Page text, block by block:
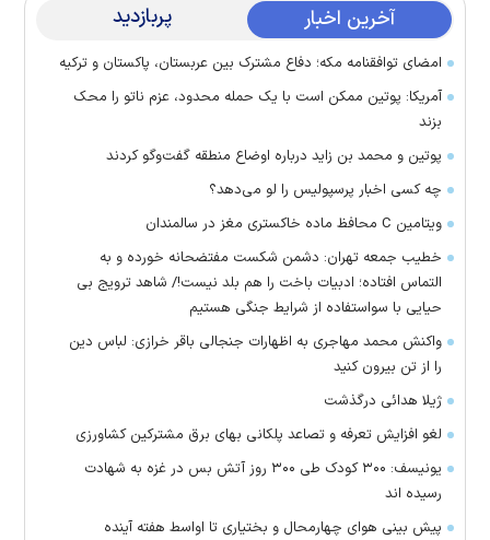
آخرین اخبار پربازدید
امضای توافقنامه مکه؛ دفاع مشترک بین عربستان، پاکستان و ترکیه
آمریکا: پوتین ممکن است با یک حمله محدود، عزم ناتو را محک
بزند
پوتین و محمد بن زاید درباره اوضاع منطقه گفت‌وگو کردند
چه کسی اخبار پرسپولیس را لو می‌دهد؟
ویتامین C محافظ ماده خاکستری مغز در سالمندان
خطیب جمعه تهران: دشمن شکست مفتضحانه خورده و به
التماس افتاده؛ ادبیات باخت را هم بلد نیست!/ شاهد ترویج بی
حیایی با سواستفاده از شرایط جنگی هستیم
واکنش محمد مهاجری به اظهارات جنجالی باقر خرازی: لباس دین
را از تن بیرون کنید
ژیلا هدائی درگذشت
لغو افزایش تعرفه و تصاعد پلکانی بهای برق مشترکین کشاورزی
یونیسف: ۳۰۰ کودک طی ۳۰۰ روز آتش بس در غزه به شهادت
رسیده اند
پیش بینی هوای چهارمحال و بختیاری تا اواسط هفته آینده